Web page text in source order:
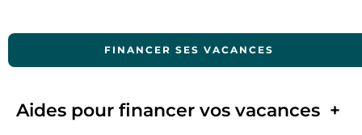
FINANCER SES VACANCES
Aides pour financer vos vacances +